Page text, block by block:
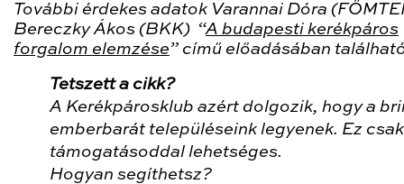
További érdekes adatok Varannai Dóra
Bereczky Ákos (BKK) “A budapesti kerékpáros
forgalom elemzése” című előadásában
Tetszett a cikk?
A Kerékpárosklub azért dolgozik, hogy a
emberbarát településeink legyenek. Ez csak
támogatásoddal lehetséges.
Hogyan segíthetsz?